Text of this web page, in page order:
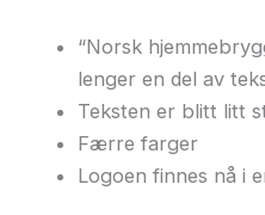
“Norsk
lenger en del av
Teksten er blitt litt
Færre farger
Logoen finnes nå i